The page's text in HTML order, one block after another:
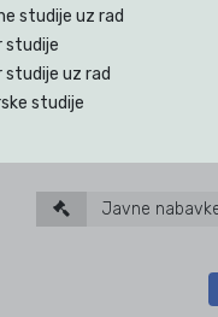
studije uz rad
studije
studije uz rad
studije
Javne